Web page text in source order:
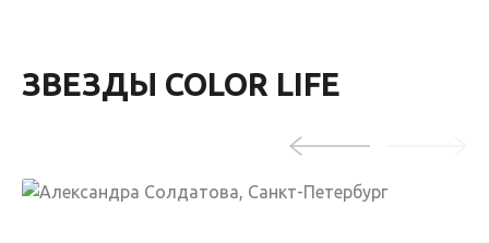
ЗВЕЗДЫ COLOR LIFE